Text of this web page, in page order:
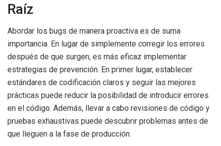
Raíz
Abordar los bugs de manera proactiva es de suma
importancia. En lugar de simplemente corregir los errores
después de que surgen, es más eficaz implementar
estrategias de prevención. En primer lugar, establecer
estándares de codificación claros y seguir las mejores
prácticas puede reducir la posibilidad de introducir errores
en el código. Además, llevar a cabo revisiones de código y
pruebas exhaustivas puede descubrir problemas antes de
que lleguen a la fase de producción.